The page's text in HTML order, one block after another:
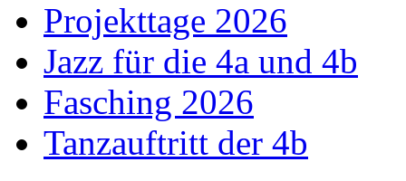
Projekttage 2026
Jazz für die 4a und 4b
Fasching 2026
Tanzauftritt der 4b